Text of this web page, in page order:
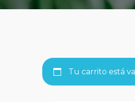
Tu carrito está